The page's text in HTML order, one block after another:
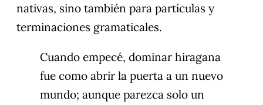
nativas, sino también para partículas y
terminaciones gramaticales.
Cuando empecé, dominar hiragana
fue como abrir la puerta a un nuevo
mundo; aunque parezca solo un